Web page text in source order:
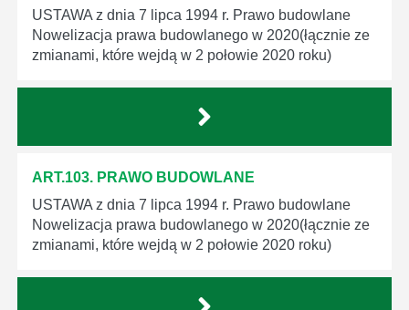
USTAWA z dnia 7 lipca 1994 r. Prawo budowlane
Nowelizacja prawa budowlanego w 2020(łącznie ze
zmianami, które wejdą w 2 połowie 2020 roku)
ART.103. PRAWO BUDOWLANE
USTAWA z dnia 7 lipca 1994 r. Prawo budowlane
Nowelizacja prawa budowlanego w 2020(łącznie ze
zmianami, które wejdą w 2 połowie 2020 roku)